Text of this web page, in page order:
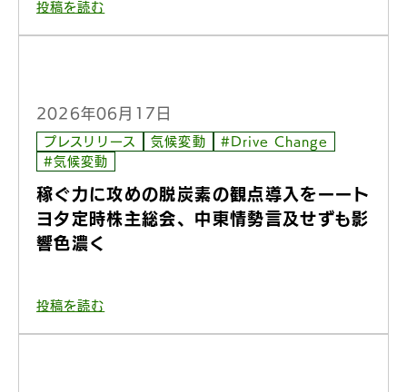
投稿を読む
2026年06月17日
プレスリリース 気候変動
#Drive Change
#気候変動
稼ぐ力に攻めの脱炭素の観点導入をーート
ヨタ定時株主総会、中東情勢言及せずも影
響色濃く
投稿を読む